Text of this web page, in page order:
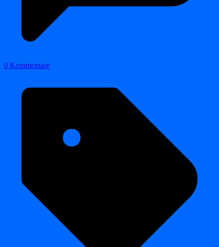
0 Kommentare